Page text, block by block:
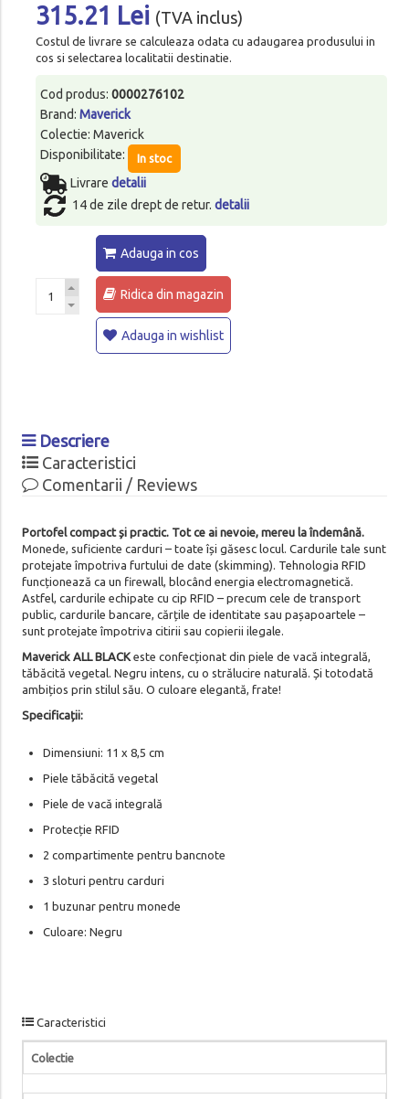
315.21 Lei (TVA inclus)
Costul de livrare se calculeaza odata cu adaugarea produsului in
cos si selectarea localitatii destinatie.
Cod produs: 0000276102
Brand: Maverick
Colectie: Maverick
Disponibilitate:
In stoc
Livrare detalii
14 de zile drept de retur. detalii
Adauga in cos
Ridica din magazin
Adauga in wishlist
Descriere
Caracteristici
Comentarii / Reviews
Portofel compact și practic. Tot ce ai nevoie, mereu la îndemână.
Monede, suficiente carduri – toate își găsesc locul. Cardurile tale sunt
protejate împotriva furtului de date (skimming). Tehnologia RFID
funcționează ca un firewall, blocând energia electromagnetică.
Astfel, cardurile echipate cu cip RFID – precum cele de transport
public, cardurile bancare, cărțile de identitate sau pașapoartele –
sunt protejate împotriva citirii sau copierii ilegale.
Maverick ALL BLACKeste confecționat din piele de vacă integrală,
tăbăcită vegetal. Negru intens, cu o strălucire naturală. Și totodată
ambițios prin stilul său. O culoare elegantă, frate!
Specificații:
Dimensiuni: 11 x 8,5 cm
Piele tăbăcită vegetal
Piele de vacă integrală
Protecție RFID
2 compartimente pentru bancnote
3 sloturi pentru carduri
1 buzunar pentru monede
Culoare: Negru
Caracteristici
Colectie